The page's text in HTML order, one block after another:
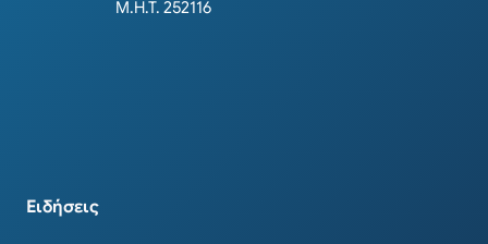
Μ.Η.Τ. 252116
Ειδήσεις